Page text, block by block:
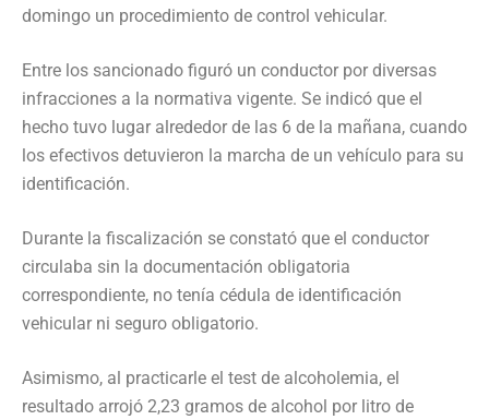
domingo un procedimiento de control vehicular.
Entre los sancionado figuró un conductor por diversas
infracciones a la normativa vigente. Se indicó que el
hecho tuvo lugar alrededor de las 6 de la mañana, cuando
los efectivos detuvieron la marcha de un vehículo para su
identificación.
Durante la fiscalización se constató que el conductor
circulaba sin la documentación obligatoria
correspondiente, no tenía cédula de identificación
vehicular ni seguro obligatorio.
Asimismo, al practicarle el test de alcoholemia, el
resultado arrojó 2,23 gramos de alcohol por litro de